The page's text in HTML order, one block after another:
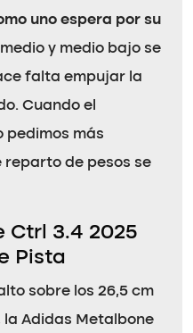
uno espera por su
y medio bajo se
falta empujar la
Cuando el
pedimos más
reparto de pesos se
Ctrl 3.4 2025
Pista
sobre los 26,5 cm
la Adidas Metalbone